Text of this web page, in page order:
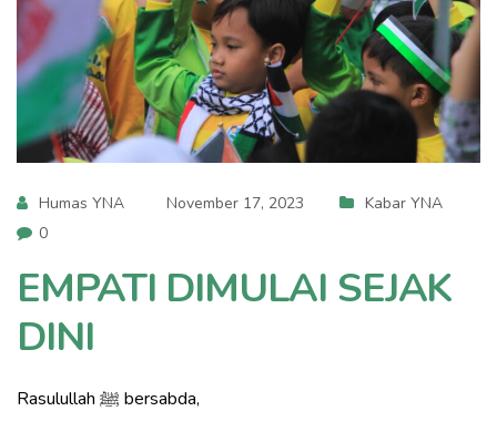
Humas YNA November 17, 2023
Kabar YNA
0
EMPATI DIMULAI SEJAK
DINI
Rasulullah ﷺ bersabda,